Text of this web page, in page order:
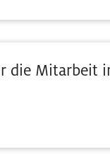
Mitarbeit